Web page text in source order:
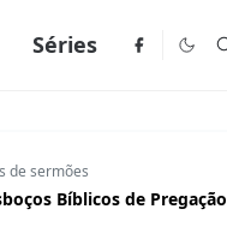
Séries
de sermões
Bíblicos de Pregação